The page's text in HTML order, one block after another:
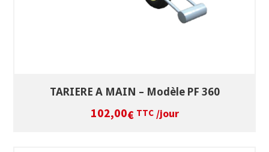
TARIERE A MAIN – Modèle PF 360
102,00€ TTC /jour